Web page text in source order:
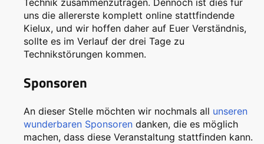
Technik zusammenzutragen. Dennoch ist dies für
uns die allererste komplett online stattfindende
Kielux, und wir hoffen daher auf Euer Verständnis,
sollte es im Verlauf der drei Tage zu
Technikstörungen kommen.
Sponsoren
An dieser Stelle möchten wir nochmals all unseren
wunderbaren Sponsoren danken, die es möglich
machen, dass diese Veranstaltung stattfinden kann.